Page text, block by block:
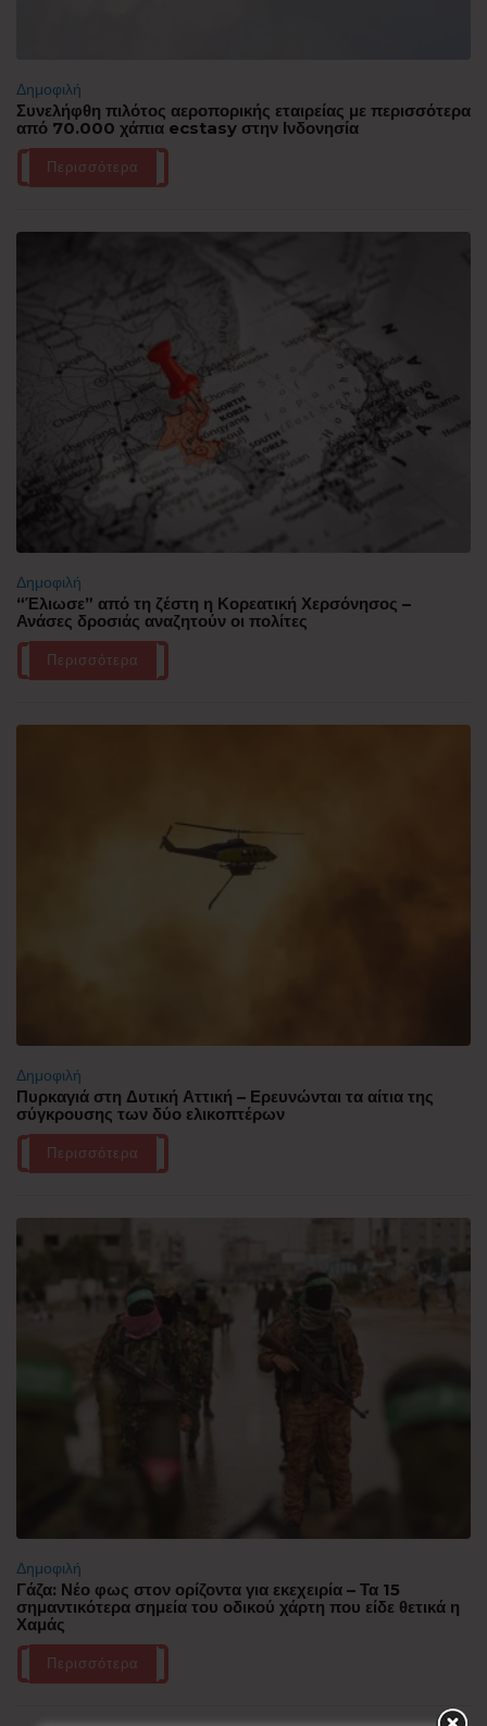
Δημοφιλή
Συνελήφθη πιλότος αεροπορικής εταιρείας με περισσότερα
από 70.000 χάπια ecstasy στην Ινδονησία
Περισσότερα
Δημοφιλή
“Έλιωσε” από τη ζέστη η Κορεατική Χερσόνησος –
Ανάσες δροσιάς αναζητούν οι πολίτες
Περισσότερα
Δημοφιλή
Πυρκαγιά στη Δυτική Αττική – Ερευνώνται τα αίτια της
σύγκρουσης των δύο ελικοπτέρων
Περισσότερα
Δημοφιλή
Γάζα: Νέο φως στον ορίζοντα για εκεχειρία – Τα 15
σημαντικότερα σημεία του οδικού χάρτη που είδε θετικά η
Χαμάς
Περισσότερα